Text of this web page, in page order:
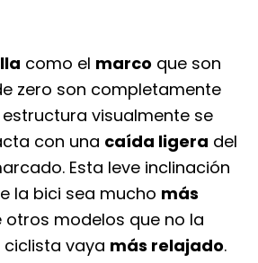
como el marco que son
zero son completamente
estructura visualmente se
con una caída ligera del
Esta leve inclinación
la bici sea mucho más
otros modelos que no la
ciclista vaya más relajado.